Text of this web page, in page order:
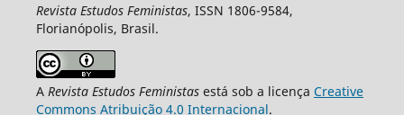
Revista Estudos Feministas, ISSN 1806-9584,
Florianópolis, Brasil.
A Revista Estudos Feministasestá sob a licença Creative
Commons Atribuição 4.0 Internacional.